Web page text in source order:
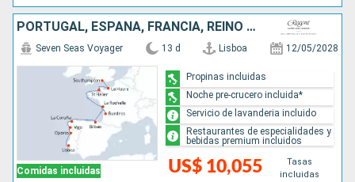
PORTUGAL, ESPAÑA, FRANCIA, REINO UNIDO
Comidas incluidas
Seven Seas Voyager 13 d Lisboa 12/05/2028
US$ 10,055
Tasas
incluidas
Propinas incluidas
Noche pre-crucero incluida*
Servicio de lavanderia incluido
Restaurantes de especialidades y
bebidas premium incluidos